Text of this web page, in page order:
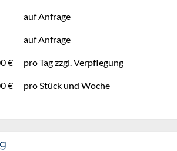
auf Anfrage
auf Anfrage
€ pro Tag zzgl. Verpflegung
€ pro Stück und Woche